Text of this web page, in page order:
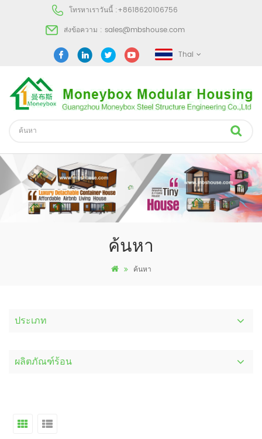
โทรหาเราวันนี้ :+8618620106756
ส่งข้อความ : sales@mbshouse.com
Thai
ค้นหา
ค้นหา
ประเภท
ผลิตภัณฑ์ร้อน